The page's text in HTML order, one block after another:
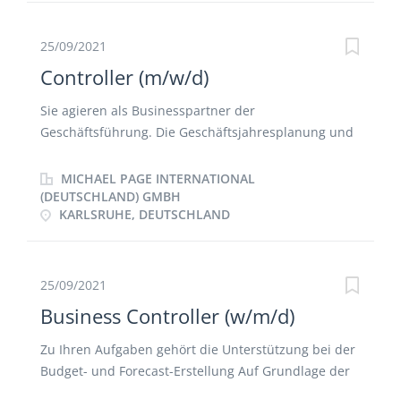
Jahresabschlüssen
25/09/2021
Controller (m/w/d)
Sie agieren als Businesspartner der
Geschäftsführung. Die Geschäftsjahresplanung und
und koordiniert. Sie erstellen
Entscheidungsunterlagen und monatliche
Ergebnisrechnungen für die Geschäftsführung. Die
unterstützen bei der Festlegung von Maßnahmen
Berücksichtigung aktueller Geschäftsrisiken und -
chancen und messen die Ergebniswirkung
eingeleiteter Maßnahmen. Bei der
MICHAEL PAGE INTERNATIONAL
(DEUTSCHLAND) GMBH
KARLSRUHE, DEUTSCHLAND
25/09/2021
Business Controller (w/m/d)
Zu Ihren Aufgaben gehört die Unterstützung bei der
Budget- und Forecast-Erstellung Auf Grundlage der